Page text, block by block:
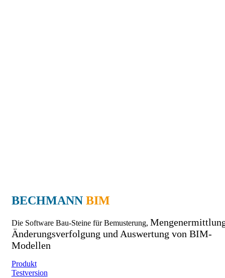
BECHMANN BIM
Die Software Bau-Steine für Bemusterung,
Änderungsverfolgung und Auswertung von BIM-
Modellen
Produkt
Testversion